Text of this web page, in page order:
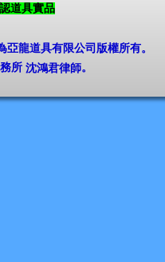
道具實品
亞龍道具有限公司版權所有。
所 沈鴻君律師。